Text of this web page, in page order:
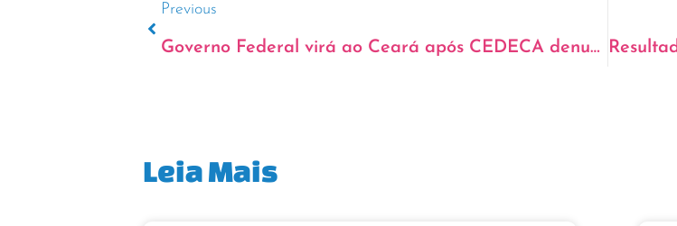
Previous
Governo Federal virá ao Ceará após CEDECA denunciar descumprimento de medidas cautelares à Comissão Interamericana de Direitos Humanos
Leia Mais